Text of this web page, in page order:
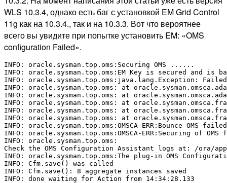
WLS 10.3.4, однако есть баг с установкой EM Grid Control
11g как на 10.3.4., так и на 10.3.3. Вот что вероятнее
всего вы увидите при попытке установить EM: «OMS
configuration Failed».
INFO: oracle.sysman.top.oms:Securing OMS ......
INFO: oracle.sysman.top.oms:EM Key is secured and is
INFO: oracle.sysman.top.oms:java.lang.Exception:
INFO: oracle.sysman.top.oms: at
INFO: oracle.sysman.top.oms: at
INFO: oracle.sysman.top.oms: at
INFO: oracle.sysman.top.oms: at
INFO: oracle.sysman.top.oms: at
INFO: oracle.sysman.top.oms:OMSCA-ERR:Bounce OMS
INFO: oracle.sysman.top.oms:OMSCA-ERR:Securing of
INFO: oracle.sysman.top.oms:
Check the OMS Configuration Assistant logs at: /ora/
INFO: oracle.sysman.top.oms:The plug-in OMS
INFO: Cfm.save() was called
INFO: Cfm.save(): 8 aggregate instances saved
INFO: done waiting for Action from 14:34:28.133